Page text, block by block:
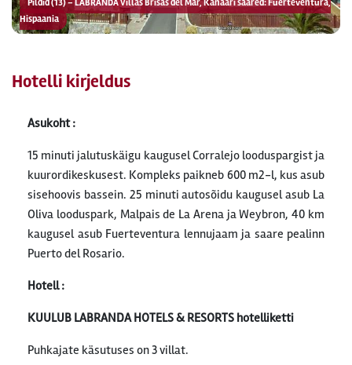
Pildid (13) – LABRANDA Villas Brisas del Mar, Kanaari saared: Fuerteventura,
Hispaania
Hotelli kirjeldus
Asukoht :
15 minuti jalutuskäigu kaugusel Corralejo looduspargist ja
kuurordikeskusest. Kompleks paikneb 600 m2-l, kus asub
sisehoovis bassein. 25 minuti autosõidu kaugusel asub La
Oliva looduspark, Malpais de La Arena ja Weybron, 40 km
kaugusel asub Fuerteventura lennujaam ja saare pealinn
Puerto del Rosario.
Hotell :
KUULUB LABRANDA HOTELS & RESORTS hotelliketti
Puhkajate käsutuses on 3 villat.